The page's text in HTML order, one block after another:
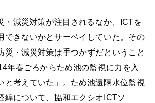
・減災対策が注目されるなか、ICTを
できないかとサーベイしていた。その
災・減災対策は手つかずだということ
年春ごろからため池の監視に力を入
と考えていた」。ため池遠隔水位監視
緯について、協和エクシオICTソ